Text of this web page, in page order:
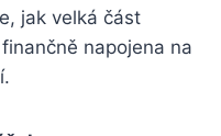
jak velká část
napojena na